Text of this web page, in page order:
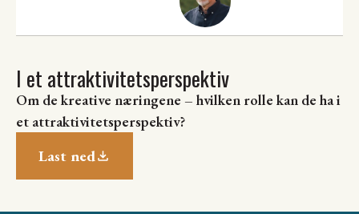
I et attraktivitetsperspektiv
Om de kreative næringene – hvilken rolle kan de ha i
et attraktivitetsperspektiv?
Last ned